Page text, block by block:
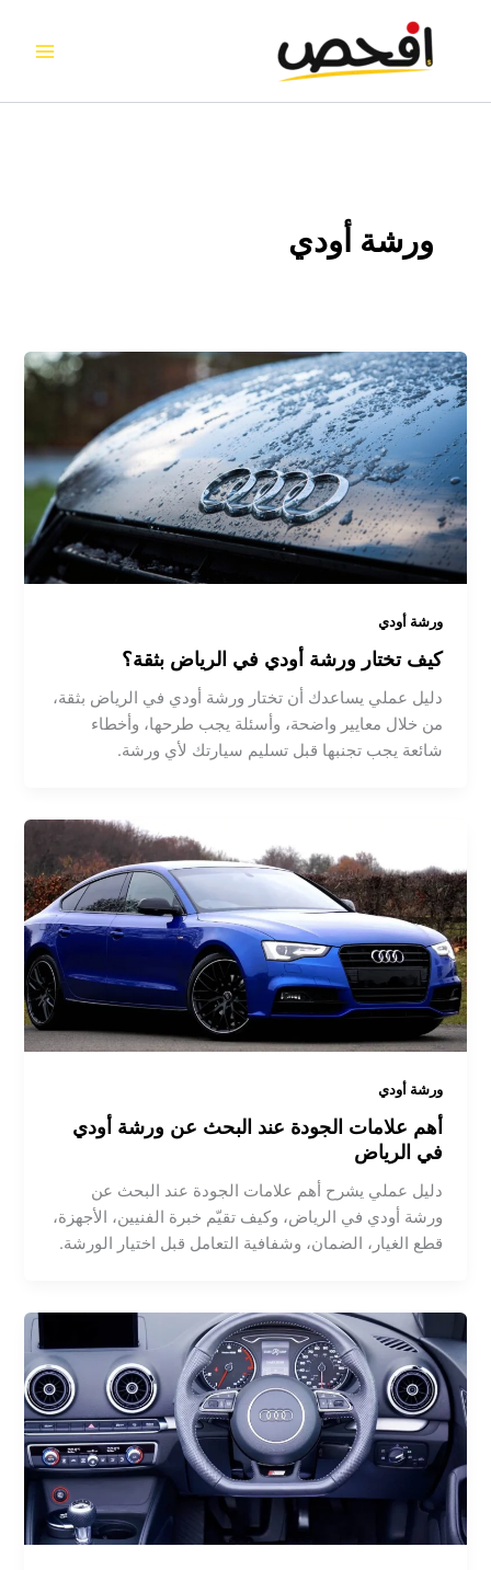
ورشة أودي
ورشة أودي
كيف تختار ورشة أودي في الرياض بثقة؟
دليل عملي يساعدك أن تختار ورشة أودي في الرياض بثقة،
من خلال معايير واضحة، وأسئلة يجب طرحها، وأخطاء
شائعة يجب تجنبها قبل تسليم سيارتك لأي ورشة.
ورشة أودي
أهم علامات الجودة عند البحث عن ورشة أودي
في الرياض
دليل عملي يشرح أهم علامات الجودة عند البحث عن
ورشة أودي في الرياض، وكيف تقيّم خبرة الفنيين، الأجهزة،
قطع الغيار، الضمان، وشفافية التعامل قبل اختيار الورشة.